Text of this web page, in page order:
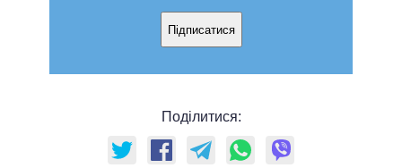
Підписатися
Поділитися: